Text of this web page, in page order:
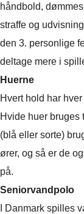
håndbold,
straffe og
den 3. personlige
deltage mere i
Huerne
Hvert hold har
Hvide huer bruges
(blå eller sorte)
ører, og så er de
på.
Seniorvandpolo
I Danmark spilles